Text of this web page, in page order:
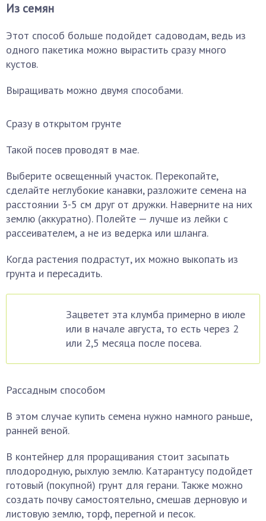
Из семян
Этот способ больше подойдет садоводам, ведь из
одного пакетика можно вырастить сразу много
кустов.
Выращивать можно двумя способами.
Сразу в открытом грунте
Такой посев проводят в мае.
Выберите освещенный участок. Перекопайте,
сделайте неглубокие канавки, разложите семена на
расстоянии 3-5 см друг от дружки. Наверните на них
землю (аккуратно). Полейте — лучше из лейки с
рассеивателем, а не из ведерка или шланга.
Когда растения подрастут, их можно выкопать из
грунта и пересадить.
Зацветет эта клумба примерно в июле
или в начале августа, то есть через 2
или 2,5 месяца после посева.
Рассадным способом
В этом случае купить семена нужно намного раньше,
ранней веной.
В контейнер для проращивания стоит засыпать
плодородную, рыхлую землю. Катарантусу подойдет
готовый (покупной) грунт для герани. Также можно
создать почву самостоятельно, смешав дерновую и
листовую землю, торф, перегной и песок.